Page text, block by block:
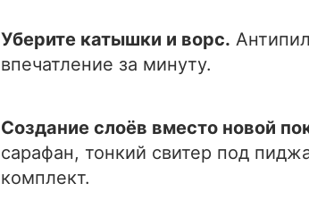
Уберите катышки и ворс.
впечатление за минуту.
Создание слоёв вместо новой
сарафан, тонкий свитер под
комплект.